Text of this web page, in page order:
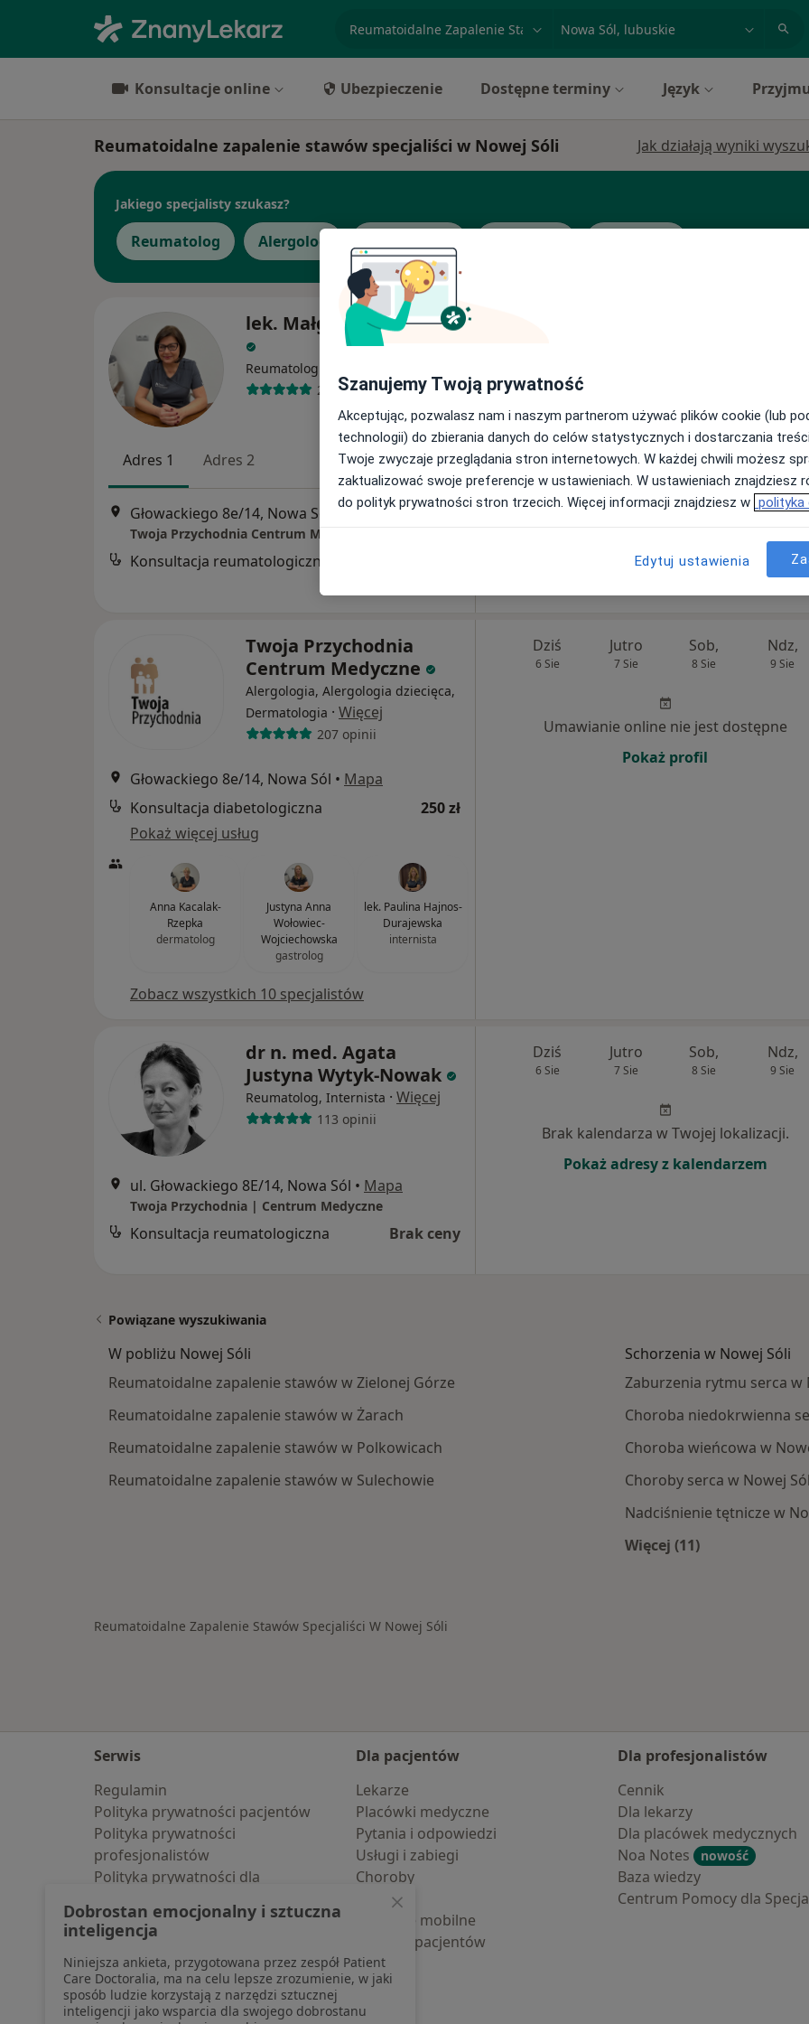
miasto lub dzielnica
Konsultacje online Ubezpieczenie Dostępne terminy Język
Reumatoidalne zapalenie stawów specjaliści w Nowej Sóli Jak działają wyniki
Jakiego specjalisty szukasz?
Reumatolog Alergolog
lek. Małgorzata Miakisz
Reumatolog
20 opinii
Adres 1 Adres 2
Głowackiego 8e/14, Nowa Sól • Mapa
Twoja Przychodnia Centrum Medyczne
Konsultacja reumatologiczna
Poproś o wizytę
Twoja Przychodnia
Centrum Medyczne
Alergologia, Alergologia dziecięca,
Dermatologia · Więcej
207 opinii
Głowackiego 8e/14, Nowa Sól • Mapa
Konsultacja diabetologiczna
250 zł
Pokaż więcej usług
Anna Kacalak-
Rzepka
dermatolog
Justyna Anna
Wołowiec-
Wojciechowska
gastrolog
lek. Paulina Hajnos-
Durajewska
internista
Zobacz wszystkich 10 specjalistów
Dziś
6 Sie
Jutro
7 Sie
Sob,
8 Sie
Ndz,
9 Sie
Umawianie online nie jest dostępne
Pokaż profil
dr n. med. Agata
Justyna Wytyk-Nowak
Reumatolog, Internista · Więcej
113 opinii
ul. Głowackiego 8E/14, Nowa Sól • Mapa
Twoja Przychodnia | Centrum Medyczne
Konsultacja reumatologiczna Brak ceny
Dziś
6 Sie
Jutro
7 Sie
Sob,
8 Sie
Ndz,
9 Sie
Brak kalendarza w Twojej lokalizacji.
Pokaż adresy z kalendarzem
Powiązane wyszukiwania
W pobliżu Nowej Sóli
Reumatoidalne zapalenie stawów w Zielonej Górze
Reumatoidalne zapalenie stawów w Żarach
Reumatoidalne zapalenie stawów w Polkowicach
Reumatoidalne zapalenie stawów w Sulechowie
Schorzenia w Nowej Sóli
Zaburzenia rytmu serca w
Choroba niedokrwienna
Choroba wieńcowa w
Choroby serca w Nowej
Nadciśnienie tętnicze w
Więcej (11)
Reumatoidalne Zapalenie Stawów Specjaliści W Nowej Sóli
Serwis
Regulamin
Polityka prywatności pacjentów
Polityka prywatności
profesjonalistów
Polityka prywatności dla
pozyskaliśmy samodzielnie
Polityka cookies
Jak działają wyniki wyszukiwania
Dostępność
O nas
Dla pacjentów
Lekarze
Placówki medyczne
Pytania i odpowiedzi
Usługi i zabiegi
Choroby
Pomoc
Aplikacje mobilne
Blog dla pacjentów
Dla profesjonalistów
Cennik
Dla lekarzy
Dla placówek medycznych
Noa Notes
nowość
Baza wiedzy
Centrum Pomocy dla
Szanujemy Twoją prywatność
Akceptując, pozwalasz nam i naszym partnerom używać plików cookie (lub
technologii) do zbierania danych do celów statystycznych i dostarczania
Twoje zwyczaje przeglądania stron internetowych. W każdej chwili możesz
zaktualizować swoje preferencje w ustawieniach. W ustawieniach znajdziesz
do polityk prywatności stron trzecich. Więcej informacji znajdziesz w polityka
Edytuj ustawienia
Dobrostan emocjonalny i sztuczna
inteligencja
Niniejsza ankieta, przygotowana przez zespół Patient
Care Doctoralia, ma na celu lepsze zrozumienie, w jaki
sposób ludzie korzystają z narzędzi sztucznej
inteligencji jako wsparcia dla swojego dobrostanu